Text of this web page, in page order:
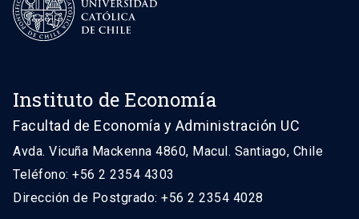
Instituto de Economía
Facultad de Economía y Administración UC
Avda. Vicuña Mackenna 4860, Macul. Santiago, Chile
Teléfono: +56 2 2354 4303
Dirección de Postgrado: +56 2 2354 4028